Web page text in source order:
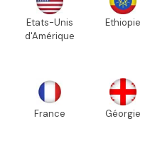
Etats-Unis
d'Amérique
Ethiopie
France Géorgie